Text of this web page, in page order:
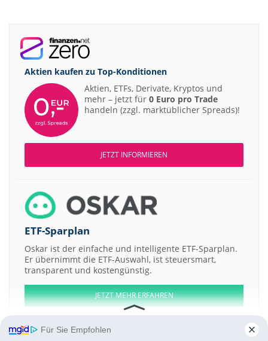
Aktien kaufen zu Top-Konditionen
Aktien, ETFs, Derivate, Kryptos und
mehr – jetzt für 0 Euro pro Trade
handeln (zzgl. marktüblicher Spreads)!
JETZT INFORMIEREN
ETF-Sparplan
Oskar ist der einfache und intelligente ETF-Sparplan.
Er übernimmt die ETF-Auswahl, ist steuersmart,
transparent und kostengünstig.
JETZT MEHR ERFAHREN
Für Sie Empfohlen